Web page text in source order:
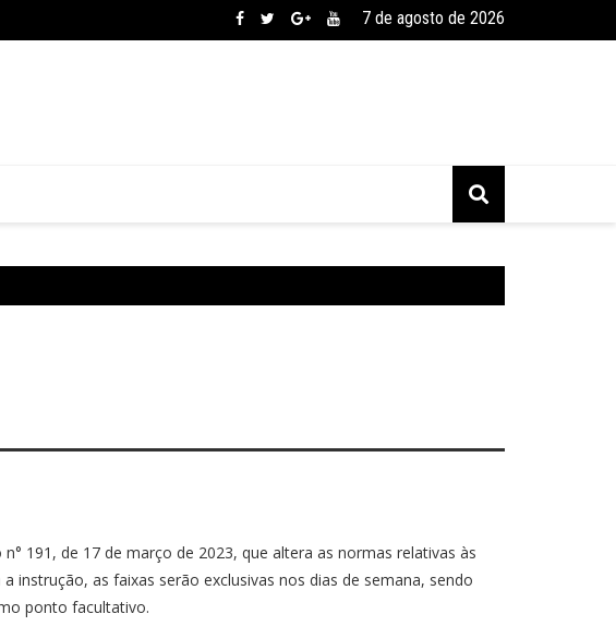
7 de agosto de 2026
191 , de 17 de março de 2023, que altera as normas relativas às
instrução, as faixas serão exclusivas nos dias de semana, sendo
ponto facultativo.